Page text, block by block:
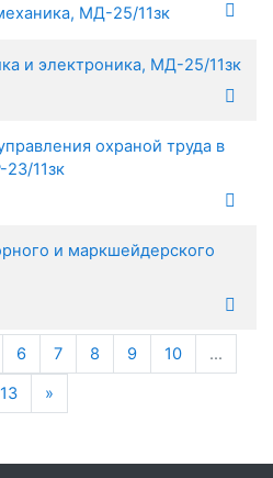
МД-25/11зк
и электроника, МД-25/11зк
охраной труда в
23/11зк
и маркшейдерского
6 7 8 9 10
…
13
»